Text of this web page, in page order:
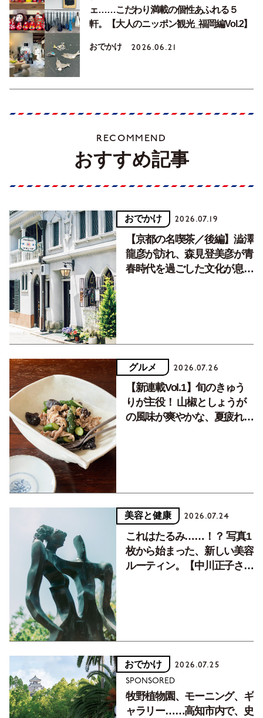
ェ……こだわり満載の個性あふれる５
軒。【大人のニッポン観光_福岡編Vol.2】
おでかけ 2026.06.21
RECOMMEND
おすすめ記事
おでかけ 2026.07.19
【京都の名喫茶／後編】澁澤
龍彦が訪れ、森見登美彦が青
春時代を過ごした文化が息づ
グルメ 2026.07.26
【新連載Vol.1】旬のきゅう
りが主役！ 山椒としょうが
の風味が爽やかな、夏疲れを
美容と健康 2026.07.24
これはたるみ……！？ 写真1
枚から始まった、新しい美容
ルーティン。【中川正子さん
おでかけ 2026.07.25
SPONSORED
牧野植物園、モーニング、ギ
ャラリー……高知市内で、史